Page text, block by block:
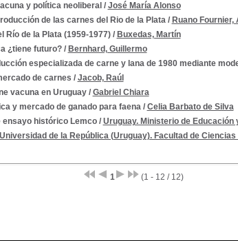
y política neoliberal / José María Alonso
de las carnes del Rio de la Plata/ Ruano Fournier,
Río de la Plata (1959-1977)/ Buxedas, Martín
¿tiene futuro?/ Bernhard, Guillermo
especializada de carne y lana de 1980 mediante
de carnes / Jacob, Raúl
vacuna en Uruguay/ Gabriel Chiara
y mercado de ganado para faena/ Celia Barbato de Silva
histórico Lemco/ Uruguay. Ministerio de Educación
Universidad de la República (Uruguay). Facultad de
1 (1 - 12 / 12)